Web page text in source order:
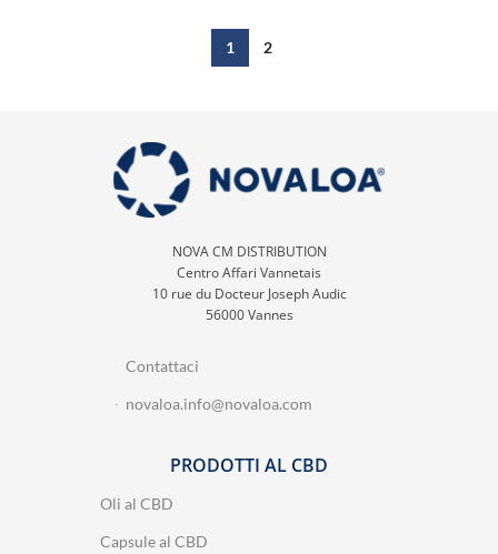
1 2
NOVA CM DISTRIBUTION
Centro Affari Vannetais
10 rue du Docteur Joseph Audic
56000 Vannes
Contattaci
novaloa.info@novaloa.com
PRODOTTI AL CBD
Oli al CBD
Capsule al CBD